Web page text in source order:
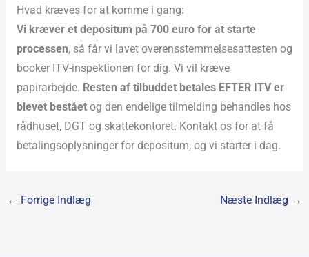
Hvad kræves for at komme i gang:
Vi kræver et depositum på 700 euro for at starte
processen, så får vi lavet overensstemmelsesattesten og
booker ITV-inspektionen for dig. Vi vil kræve
papirarbejde. Resten af tilbuddet betales EFTER ITV er
blevet beståetog den endelige tilmelding behandles hos
rådhuset, DGT og skattekontoret. Kontakt os for at få
betalingsoplysninger for depositum, og vi starter i dag.
← Forrige Indlæg Næste Indlæg →